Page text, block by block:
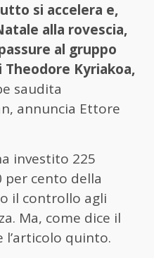
si accelera e,
alla rovescia,
al gruppo
Kyriakoa,
saudita
annuncia Ettore
investito 225
cento della
il controllo agli
Ma, come dice il
l’articolo quinto.